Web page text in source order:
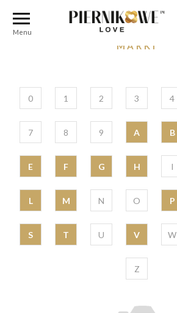
Menu
Strona główna Producenci E
MARKI
0 1 2 3 4
7 8 9 A B
E F G H I
L M N O P
S T U V W
Z